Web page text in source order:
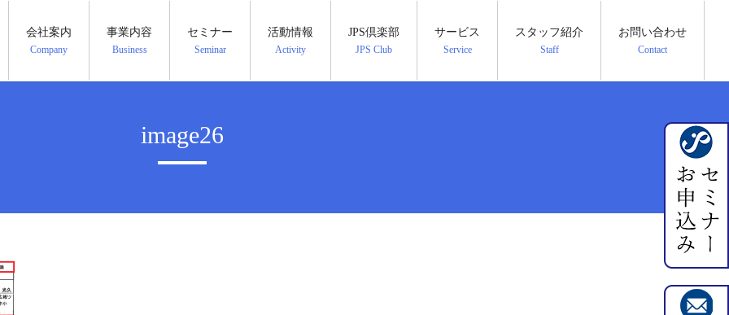
会社案内
Company
事業内容
Business
セミナー
Seminar
活動情報
Activity
JPS倶楽部
JPS Club
サービス
Service
スタッフ紹介
Staff
お問い合わせ
Contact
image26